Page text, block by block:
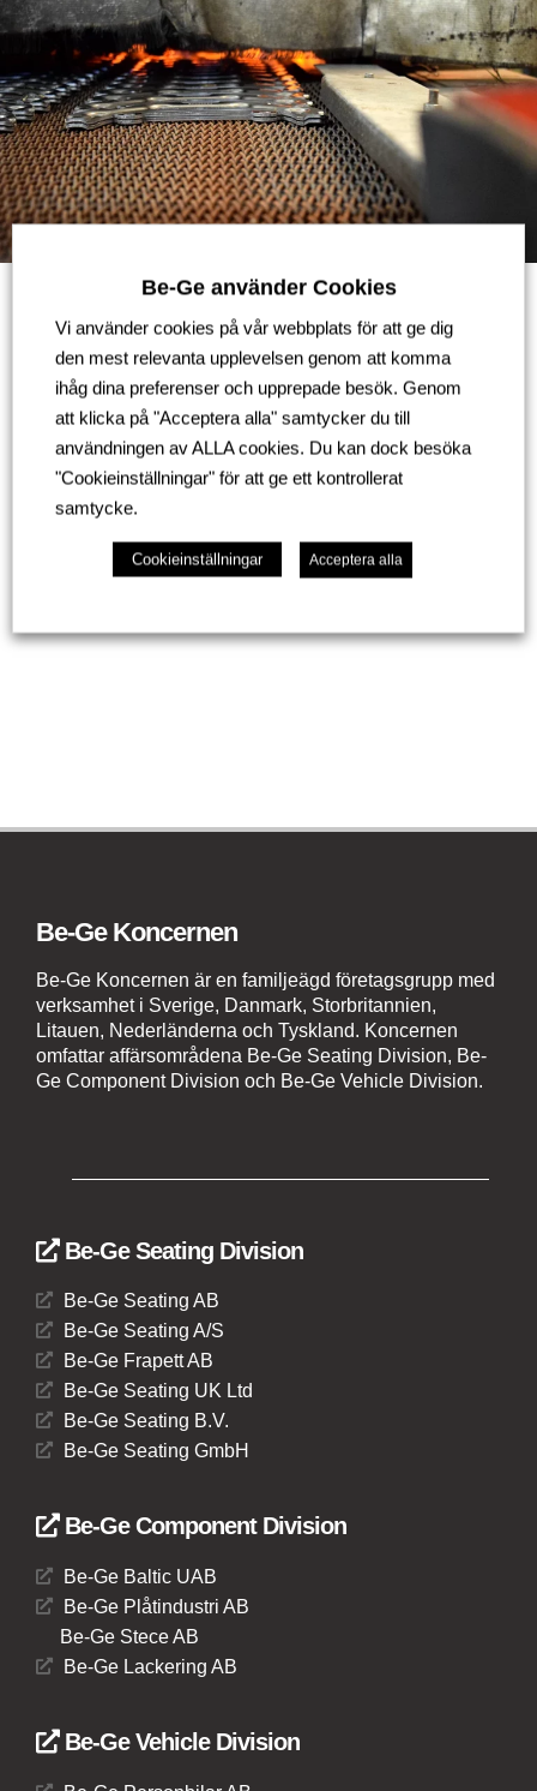
Kontakta oss
Har du frågor angående vår tillverkning av
prototyper?
Be-Ge Koncernen
Be-Ge Koncernen är en familjeägd företagsgrupp med
verksamhet i Sverige, Danmark, Storbritannien,
Litauen, Nederländerna och Tyskland. Koncernen
omfattar affärsområdena Be-Ge Seating Division, Be-
Ge Component Division och Be-Ge Vehicle Division.
Be-Ge Seating Division
Be-Ge Seating AB
Be-Ge Seating A/S
Be-Ge Frapett AB
Be-Ge Seating UK Ltd
Be-Ge Seating B.V.
Be-Ge Seating GmbH
Be-Ge Component Division
Be-Ge Baltic UAB
Be-Ge Plåtindustri AB
Be-Ge Stece AB
Be-Ge Lackering AB
Be-Ge Vehicle Division
Be-Ge använder Cookies
Vi använder cookies på vår webbplats för att ge dig
den mest relevanta upplevelsen genom att komma
ihåg dina preferenser och upprepade besök. Genom
att klicka på "Acceptera alla" samtycker du till
användningen av ALLA cookies. Du kan dock besöka
"Cookieinställningar" för att ge ett kontrollerat
samtycke.
Cookieinställningar Acceptera alla